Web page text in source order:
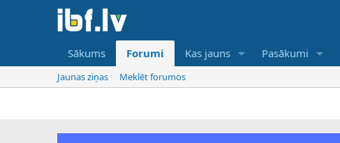
Sākums Forumi Kas jauns Pasākumi
Jaunas ziņas Meklēt forumos